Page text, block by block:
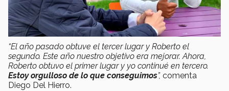
“El año pasado obtuve el tercer lugar y Roberto el
segundo. Este año nuestro objetivo era mejorar. Ahora,
Roberto obtuvo el primer lugar y yo continué en tercero.
Estoy orgulloso de lo que conseguimos”, comenta
Diego Del Hierro.